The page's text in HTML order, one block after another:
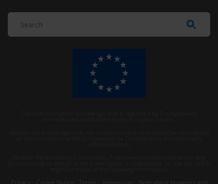
Privacy
Cookie Notice Terms Impressum Note about browsers and